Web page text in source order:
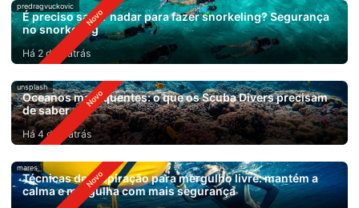
predragvuckovic
É preciso saber nadar para fazer snorkeling? Segurança
no snorkeling
Há 2 dias atrás
unsplash
Oceanos mais quentes: o que os Scuba Divers precisam
de saber
Há 4 dias atrás
mares
Técnicas de respiração para mergulho livre: mantém a
calma e mergulha com mais segurança